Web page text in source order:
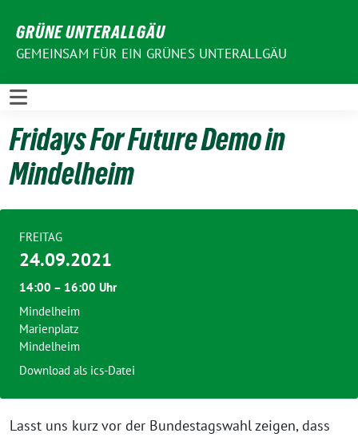
zum
Inhalt
GRÜNE UNTERALLGÄU
GEMEINSAM FÜR EIN GRÜNES UNTERALLGÄU
Fridays For Future Demo in
Mindelheim
Lasst uns kurz vor der Bundestagswahl zeigen, dass
FREITAG
24.09.2021
14:00 – 16:00 Uhr
Mindelheim
Marienplatz
Mindelheim
Download als ics-Datei